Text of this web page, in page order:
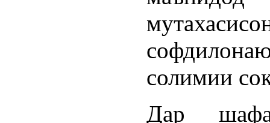
солимии
Дар